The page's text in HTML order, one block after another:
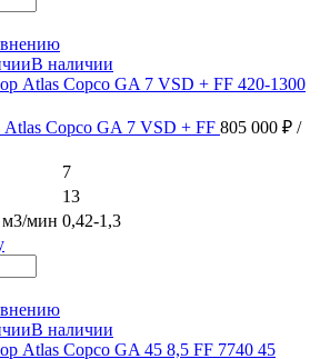
В наличии
Copco GA 7 VSD + FF 805 000 ₽ /
7
13
м3/мин 0,42-1,3
В наличии